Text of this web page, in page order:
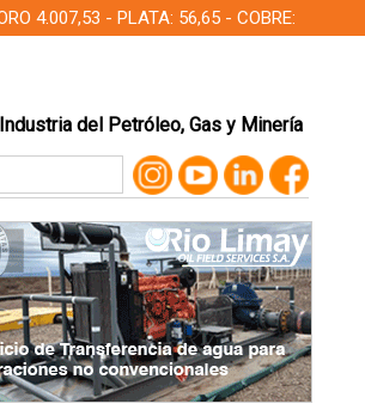
4.007,53 - PLATA: 56,65 - COBRE:
del Petróleo, Gas y Minería